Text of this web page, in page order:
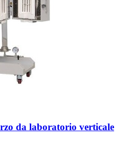
da laboratorio verticale